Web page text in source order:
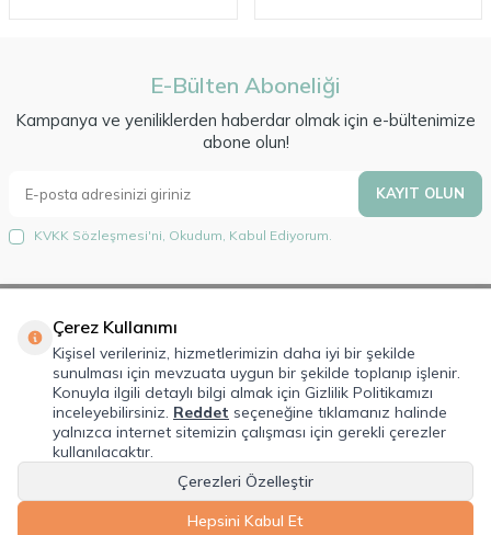
E-Bülten Aboneliği
Kampanya ve yeniliklerden haberdar olmak için e-bültenimize
abone olun!
KAYIT OLUN
KVKK Sözleşmesi'ni , Okudum, Kabul Ediyorum.
Hakkımızda
Lorem Ipsum is simply dummy text of the printing and typesetting
industry. Lorem Ipsum has been the industry's standard dummy text ever
since the 1500s, when an unknown printer took a galley of type and
scrambled it to make a type specimen book.
Çerez Kullanımı
Kişisel verileriniz, hizmetlerimizin daha iyi bir şekilde
sunulması için mevzuata uygun bir şekilde toplanıp işlenir.
Konuyla ilgili detaylı bilgi almak için Gizlilik Politikamızı
inceleyebilirsiniz. Reddet seçeneğine tıklamanız halinde
yalnızca internet sitemizin çalışması için gerekli çerezler
kullanılacaktır.
Çerezleri Özelleştir
Hepsini Kabul Et